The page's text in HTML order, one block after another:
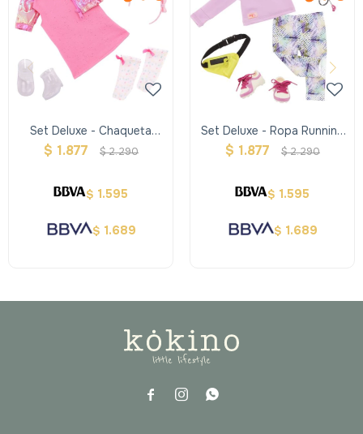
Set Deluxe - Chaqueta
Metalizada Rosa - Our
$ 1.877 $2.290
$ 1.595
$ 1.689
Set Deluxe - Ropa Running
- Our Generation
$ 1.877 $2.290
$ 1.595
$ 1.689
  